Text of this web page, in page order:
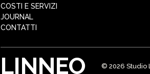
COSTI E SERVIZI
JOURNAL
CONTATTI
LINNEO © 2026 Studio